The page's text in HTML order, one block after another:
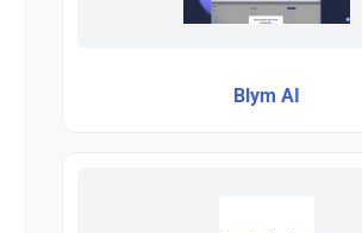
Blym AI